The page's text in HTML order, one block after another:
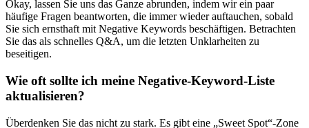
Okay, lassen Sie uns das Ganze abrunden, indem wir ein paar
häufige Fragen beantworten, die immer wieder auftauchen, sobald
Sie sich ernsthaft mit Negative Keywords beschäftigen. Betrachten
Sie das als schnelles Q&A, um die letzten Unklarheiten zu
beseitigen.
Wie oft sollte ich meine Negative-Keyword-Liste
aktualisieren?
Überdenken Sie das nicht zu stark. Es gibt eine „Sweet Spot“-Zone